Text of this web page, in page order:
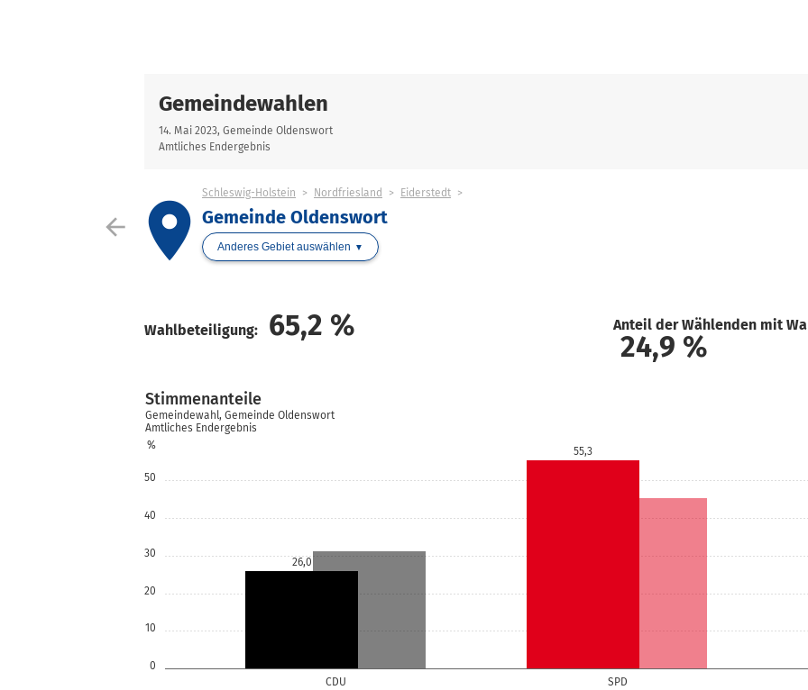
Gemeindewahlen
14. Mai 2023, Gemeinde Oldenswort
Amtliches Endergebnis
arrow_back place
Schleswig-Holstein Nordfriesland Eiderstedt
Gemeinde Oldenswort
Anderes Gebiet auswählen
Wahlbeteiligung: 65,2 % Anteil der Wählenden mit
24,9 %
0
10
20
30
40
50
%
CDU SPD
26,0
55,3
Stimmenanteile
Gemeindewahl, Gemeinde Oldenswort
Amtliches Endergebnis